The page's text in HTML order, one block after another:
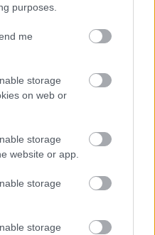
purposes.
me
storage
on web or
storage
website or app.
storage
storage
és Grecsó Krisztián
este 7 órakor lesz az
az előadásba, melyet
tizenegy-
kontingens megnyitása